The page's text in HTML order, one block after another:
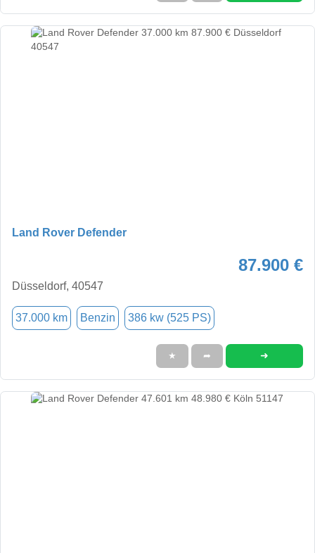
Land Rover Defender
87.900 €
Düsseldorf, 40547
37.000 km Benzin 386 kw (525 PS)
★ ➦ ➜